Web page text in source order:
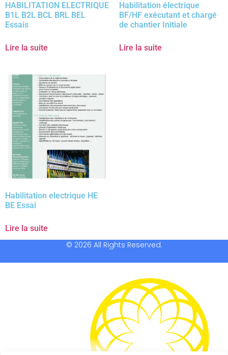
HABILITATION ELECTRIQUE
B1L B2L BCL BRL BEL
Essais
Lire la suite
Habilitation électrique
BF/HF exécutant et chargé
de chantier Initiale
Lire la suite
Habilitation electrique HE
BE Essai
Lire la suite
© 2026 All Rights Reserved.